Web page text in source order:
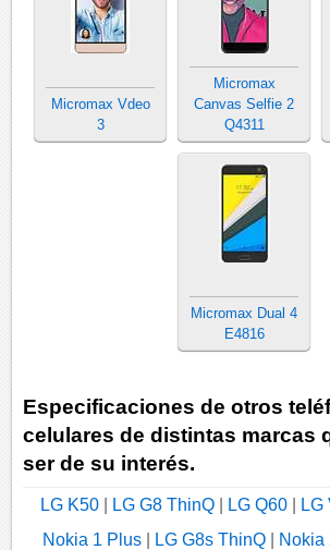
Micromax Vdeo
3
Micromax
Canvas Selfie 2
Q4311
Micromax Dual 4
E4816
Especificaciones de otros
celulares de distintas marcas
ser de su interés.
LG K50 LG G8 ThinQ LG Q60 LG
Nokia 1 Plus
LG G8s ThinQ Nokia